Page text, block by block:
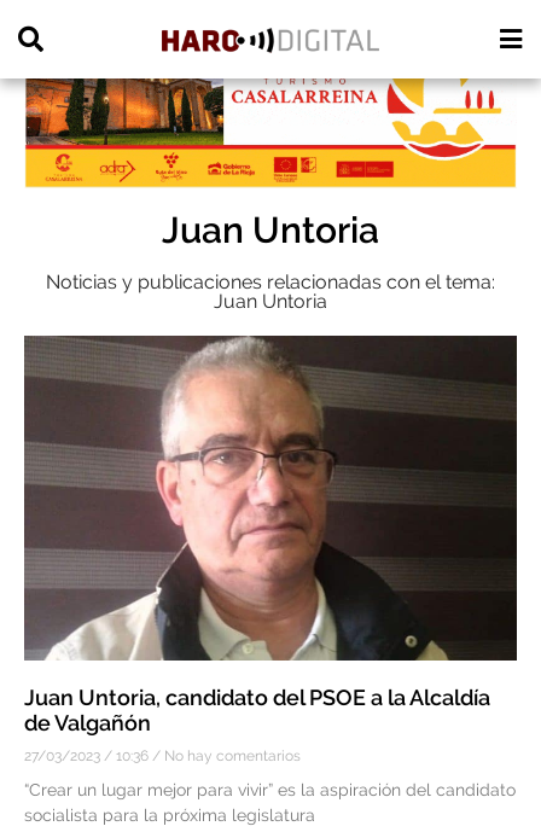
Juan Untoria
Noticias y publicaciones relacionadas con el tema:
Juan Untoria
Juan Untoria, candidato del PSOE a la Alcaldía
de Valgañón
27/03/2023 10:36 No hay comentarios
“Crear un lugar mejor para vivir” es la aspiración del candidato
socialista para la próxima legislatura